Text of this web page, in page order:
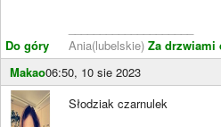
Do góry
Ania(lubelskie) Za drzwiami
Makao06:50, 10 sie 2023
Słodziak czarnulek